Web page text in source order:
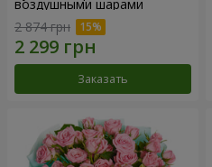
воздушными шарами
2 874 грн
Заказать